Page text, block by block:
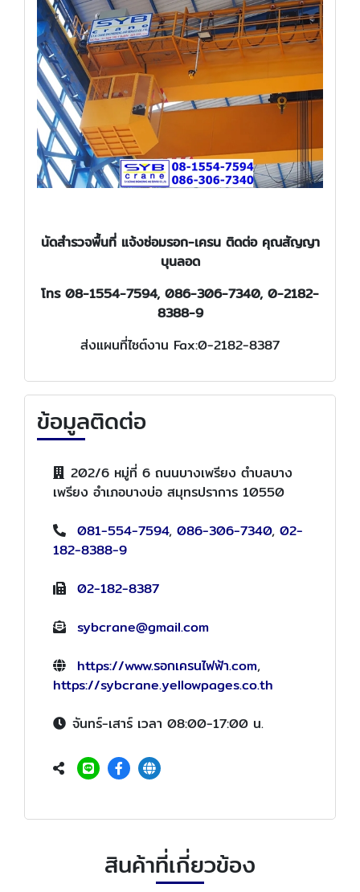
นัดสำรวจพื้นที่ แจ้งซ่อมรอก-เครนติดต่อ คุณสัญญา
บุนลอด
โทร 08-1554-7594, 086-306-7340, 0-2182-
8388-9
ส่งแผนที่ไซต์งาน Fax:0-2182-8387
ข้อมูลติดต่อ
202/6 หมู่ที่ 6 ถนนบางเพรียง ตำบลบาง
เพรียง อำเภอบางบ่อ สมุทรปราการ 10550
081-554-7594, 086-306-7340, 02-
182-8388-9
02-182-8387
sybcrane@gmail.com
https://www.รอกเครนไฟฟ้า.com,
https://sybcrane.yellowpages.co.th
จันทร์-เสาร์ เวลา 08:00-17:00 น.
สินค้าที่เกี่ยวข้อง